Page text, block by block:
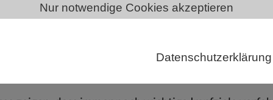
Nur notwendige Cookies akzeptieren
Datenschutzerklärung
Institut hat erstmals Daten zum Impfstatus aus
Ärzteschaft in einem gemeinsamen Bericht